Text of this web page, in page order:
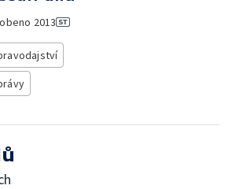
2013